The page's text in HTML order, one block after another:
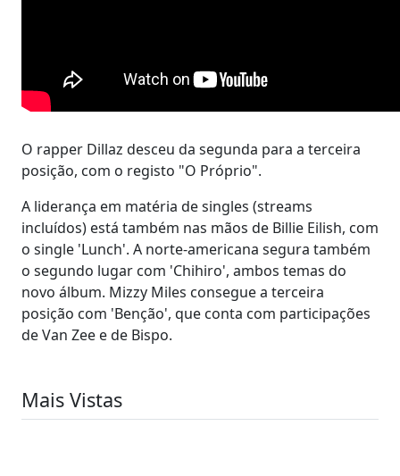
O rapper Dillaz desceu da segunda para a terceira
posição, com o registo "O Próprio".
A liderança em matéria de singles (streams
incluídos) está também nas mãos de Billie Eilish, com
o single 'Lunch'. A norte-americana segura também
o segundo lugar com 'Chihiro', ambos temas do
novo álbum. Mizzy Miles consegue a terceira
posição com 'Benção', que conta com participações
de Van Zee e de Bispo.
Mais Vistas